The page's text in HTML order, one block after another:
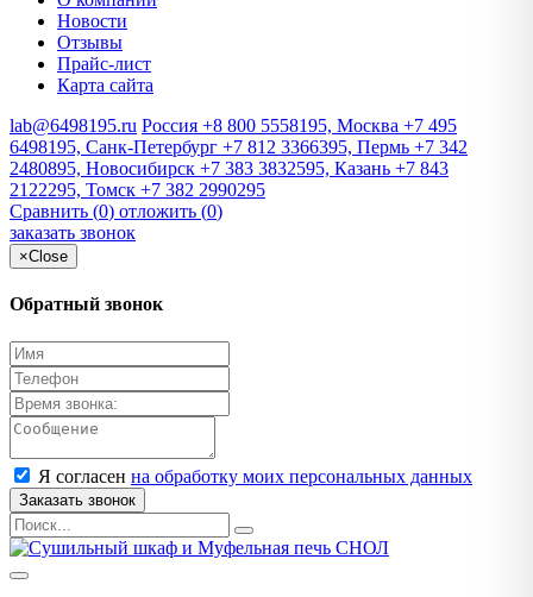
Новости
Отзывы
Прайс-лист
Карта сайта
lab@6498195.ru Россия +8 800 5558195, Москва +7 495
6498195, Санк-Петербург +7 812 3366395, Пермь +7 342
2480895, Новосибирск +7 383 3832595, Казань +7 843
2122295, Томск +7 382 2990295
Сравнить (0) отложить (0)
заказать звонок
×Close
Обратный звонок
Я согласен на обработку моих персональных данных
Заказать звонок